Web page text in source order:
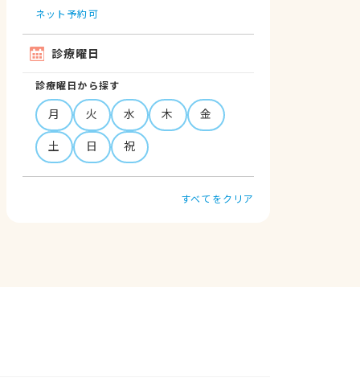
ネット予約可
診療曜日
診療曜日から探す
月 火 水 木
金
土
日 祝
すべてをクリア